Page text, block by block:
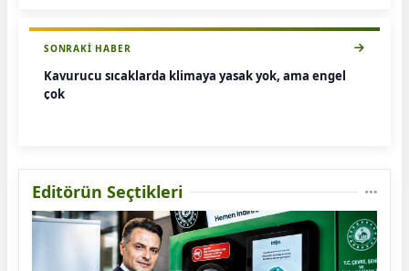
SONRAKI HABER
Kavurucu sıcaklarda klimaya yasak yok, ama engel
çok
Editörün Seçtikleri